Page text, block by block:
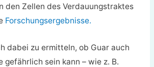
den Zellen des Verdauungstraktes
Forschungsergebnisse.
dabei zu ermitteln, ob Guar auch
gefährlich sein kann – wie z. B.